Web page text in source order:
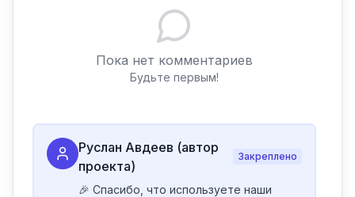
Пока нет комментариев
Будьте первым!
Руслан Авдеев (автор
проекта)
Закреплено
🎉 Спасибо, что используете наши